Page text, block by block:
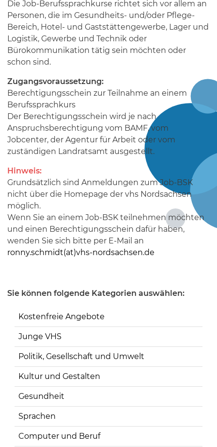
Die Job-Berufssprachkurse richtet sich vor allem an
Personen, die im Gesundheits- und/oder Pflege-
Bereich, Hotel- und Gaststättengewerbe, Lager und
Logistik, Gewerbe und Technik oder
Bürokommunikation tätig sein möchten oder
schon sind.
Zugangsvoraussetzung:
Berechtigungsschein zur Teilnahme an einem
Berufssprachkurs
Der Berechtigungsschein wird je nach
Anspruchsberechtigung vom BAMF, vom
Jobcenter, der Agentur für Arbeit oder vom
zuständigen Landratsamt ausgestellt.
Hinweis:
Grundsätzlich sind Anmeldungen zum Job-BSK
nicht über die Homepage der vhs Nordsachsen
möglich.
Wenn Sie an einem Job-BSK teilnehmen möchten
und einen Berechtigungsschein dafür haben,
wenden Sie sich bitte per E-Mail an
ronny.schmidt(at)vhs-nordsachsen.de
Sie können folgende Kategorien auswählen:
Kostenfreie Angebote
Junge VHS
Politik, Gesellschaft und Umwelt
Kultur und Gestalten
Gesundheit
Sprachen
Computer und Beruf